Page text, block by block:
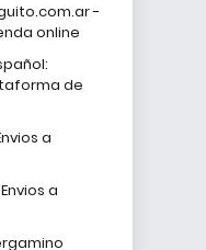
-
online
de
a
a